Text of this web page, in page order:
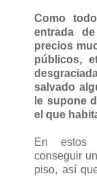
Como
entrada
precios
públicos,
salvado
le supone
el que
En estos
conseguir
piso, así